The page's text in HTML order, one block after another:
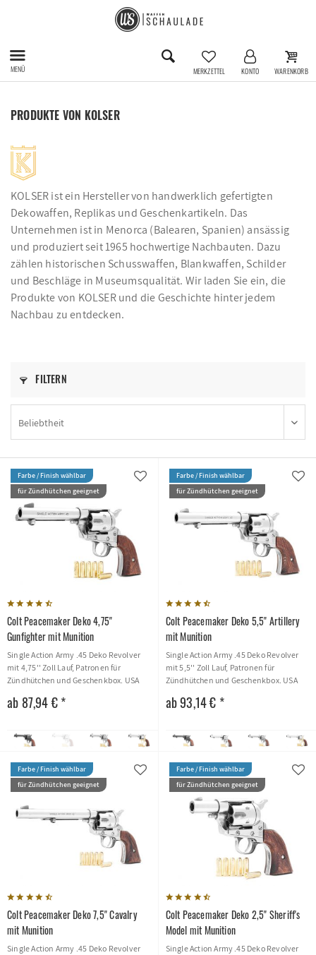
MENÜ MERKZETTEL KONTO WARENKORB
PRODUKTE VON KOLSER
KOLSER ist ein Hersteller von handwerklich gefertigten
Dekowaffen, Replikas und Geschenkartikeln. Das
Unternehmen ist in Menorca (Balearen, Spanien) ansässig
und produziert seit 1965 hochwertige Nachbauten. Dazu
zählen historischen Schusswaffen, Blankwaffen, Schilder
und Beschläge in Museumsqualität. Wir laden Sie ein, die
Produkte von KOLSER und die Geschichte hinter jedem
Nachbau zu entdecken.
FILTERN
Farbe / Finish wählbar
für Zündhütchen geeignet
Colt Peacemaker Deko 4,75''
Gunfighter mit Munition
Single Action Army .45 Deko Revolver
mit 4,75'' Zoll Lauf, Patronen für
Zündhütchen und Geschenkbox. USA
ab 87,94 € *
Farbe / Finish wählbar
für Zündhütchen geeignet
Colt Peacemaker Deko 5,5'' Artillery
mit Munition
Single Action Army .45 Deko Revolver
mit 5,5'' Zoll Lauf, Patronen für
Zündhütchen und Geschenkbox. USA
ab 93,14 € *
Farbe / Finish wählbar
für Zündhütchen geeignet
Colt Peacemaker Deko 7,5'' Cavalry
mit Munition
Single Action Army .45 Deko Revolver
Farbe / Finish wählbar
für Zündhütchen geeignet
Colt Peacemaker Deko 2,5'' Sheriff's
Model mit Munition
Single Action Army .45 Deko Revolver